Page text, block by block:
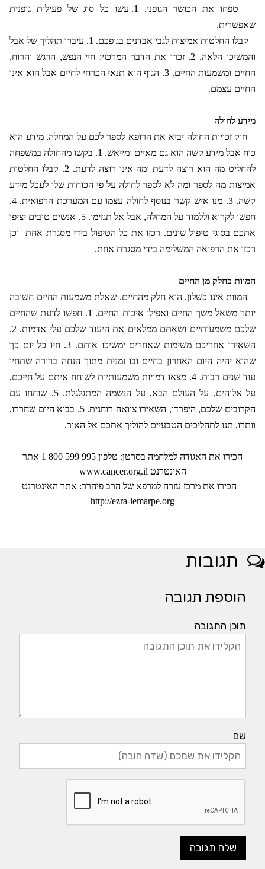
טפחו את הכושר הגופני. 1. עשו כל סוג של פעילות גופנית
שאפשרית.
קבלו החלטות אמיצות לגבי אבדנים בגופכם. 1. עיברו תהליך של אבל
והמשיכו הלאה. 2. זכרו את הדבר המרכזי: חיי הנפש, הרגש והרוח,
החיים ומשמעות החיים. 3. הגוף הוא תנאי הכרחי לחיים אבל הוא אינו
החיים עצמם.
מידע לחולה
חוק זכויות החולה יביא את הרופא לספר לכם על המחלה. מידע הוא
כוח אבל מידע קשה הוא גם מאיים ומייאש. 1. בקשו מהחולה במשפחה
להחליט מה הוא רוצה לדעת ומה אינו רוצה לדעת. 2. קבלו החלטות
אמיצות מה לספר ומה לא לספר לחולה על פי הכוחות שלו לעכל מידע
קשה. 3. מנו איש קשר בנוסף לחולה עצמו עם המערכת הרפואית. 4.
חפשו לקרוא וללמוד על המחלה, אבל אל תגזימו. 5. אנשים טובים יציפו
אתכם בסוגי טיפול שונים. רכזו את כל הטיפול בידי מסגרת אחת
וכן
רכזו את הרפואה המשלימה בידי מסגרת אחת.
המוות כחלק מן החיים
המוות אינו כשלון. הוא חלק מהחיים. שאלת משמעות החיים חשובה
יותר משאל משך החיים ואפילו איכות החיים. 1. חפשו לדעת שהחיים
שלכם משמעותיים ושאתם ממלאים את היעוד שלכם עלי אדמות. 2.
השאירו אחריכם משימות שאחרים ימשיכו אותם. 3. חיו כל יום כך
שהוא יהיה היום האחרון בחיים ובו זמנית מתוך הנחה ברורה שתחיו
עוד שנים רבות. 4. מצאו דמויות משמעותיות לשוחח איתם על חייכם,
על אלוהים, על העולם הבא, על הנשמה המתגלגלת. 5. שוחחו עם
הקרובים שלכם, היפרדו, השאירו צוואה רוחנית. 5. בבוא היום שחררו,
וותרו, תנו לתהליכים הטבעיים להוליך אתכם אל האור.
הכירו את האגודה למלחמה בסרטן: טלפון 1 800 599 995 אתר
האינטרנטwww.cancer.org.il
הכירו את מרכז עזרה למרפא של הרב פיהרר: אתר האינטרנט
http://ezra-lemarpe.org
תגובות
הוספת תגובה
תוכן התגובה
שם